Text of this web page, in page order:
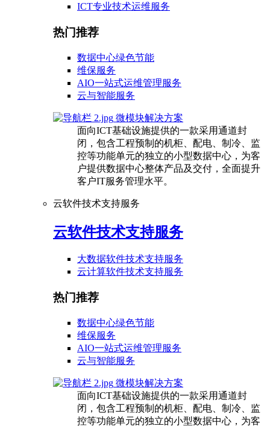
ICT专业技术运维服务
热门推荐
数据中心绿色节能
维保服务
AIO一站式运维管理服务
云与智能服务
微模块解决方案
面向ICT基础设施提供的一款采用通道封
闭，包含工程预制的机柜、配电、制冷、监
控等功能单元的独立的小型数据中心，为客
户提供数据中心整体产品及交付，全面提升
客户IT服务管理水平。
云软件技术支持服务
云软件技术支持服务
大数据软件技术支持服务
云计算软件技术支持服务
热门推荐
数据中心绿色节能
维保服务
AIO一站式运维管理服务
云与智能服务
微模块解决方案
面向ICT基础设施提供的一款采用通道封
闭，包含工程预制的机柜、配电、制冷、监
控等功能单元的独立的小型数据中心，为客